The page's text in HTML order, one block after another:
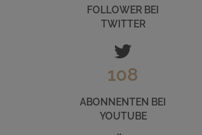
FOLLOWER BEI
TWITTER
108
ABONNENTEN BEI
YOUTUBE